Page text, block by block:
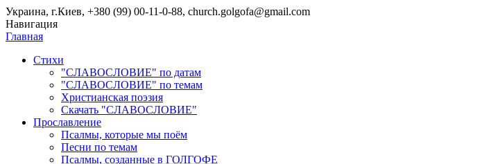
Украина, г.Киев, +380 (99) 00-11-0-88, church.golgofa@gmail.com
Навигация
Главная
Стихи
"СЛАВОСЛОВИЕ" по датам
"СЛАВОСЛОВИЕ" по темам
Христианская поэзия
Скачать "СЛАВОСЛОВИЕ"
Прославление
Псалмы, которые мы поём
Песни по темам
Псалмы, созданные в ГОЛГОФЕ